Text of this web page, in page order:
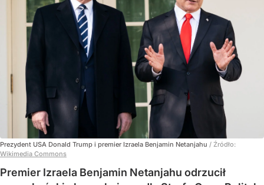
Prezydent USA Donald Trump i premier Izraela Benjamin Netanjahu / Źródło:
Wikimedia Commons
Premier Izraela Benjamin Netanjahu odrzucił